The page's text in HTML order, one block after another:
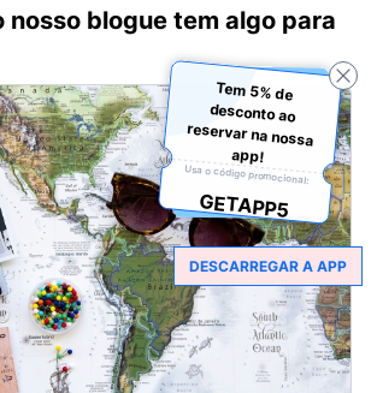
nosso blogue tem algo para
Tem 5% de
desconto ao
reservar na nossa
app!
Usa o código promocional:
GETAPP5
DESCARREGAR A APP